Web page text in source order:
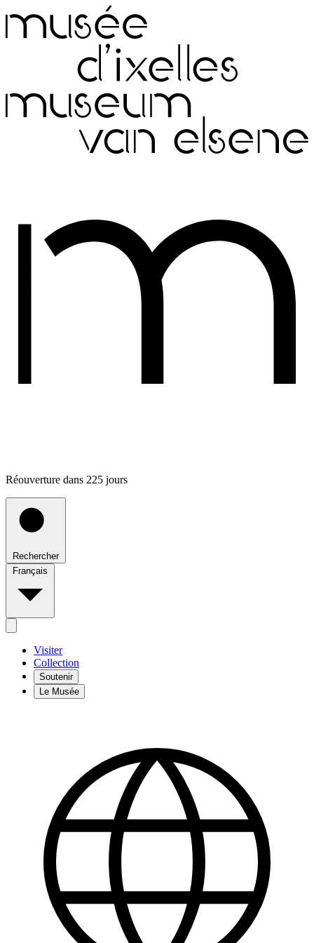
Réouverture dans 225 jours
Rechercher
Français
Visiter
Collection
Soutenir
Le Musée